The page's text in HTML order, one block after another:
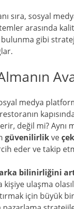
sıra, sosyal
arasında
gibi
medya
değil mi? Aynı
güvenilirlikve
eder ve takip
bilinirliğini
kişiye ulaşma
için büyük bir